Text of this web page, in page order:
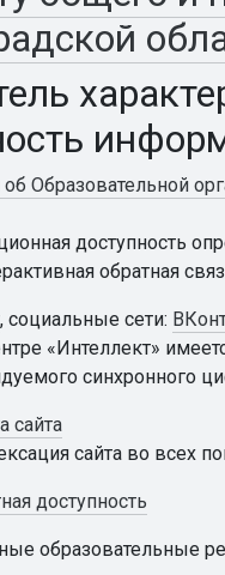
Образовательной
доступность
обратная
, социальные сети:
«Интеллект»
синхронного
сайта
сайта во всех
доступность
образовательные